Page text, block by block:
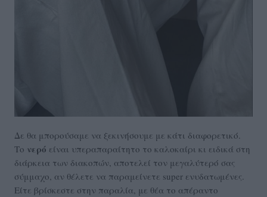
Δε θα μπορούσαμε να ξεκινήσουμε με κάτι διαφορετικό.
Το νερό είναι υπεραπαραίτητο το καλοκαίρι κι ειδικά στη
διάρκεια των διακοπών, αποτελεί τον μεγαλύτερό σας
σύμμαχο, αν θέλετε να παραμείνετε super ενυδατωμένες.
Είτε βρίσκεστε στην παραλία, με θέα το απέραντο